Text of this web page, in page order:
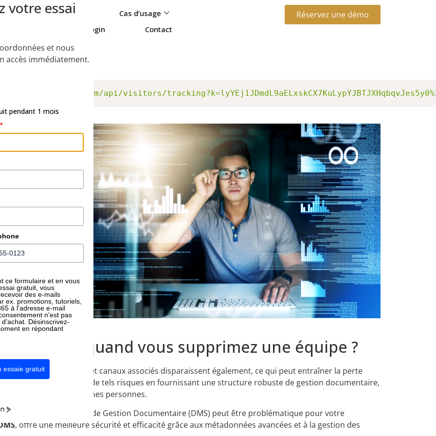
Cas d’usage
Login
Contact
Réservez une démo
app.lemlist.com/api/visitors/
:
le monde
avancé plutôt
se passe quand vous supprimez une équipe ?
tous les fichiers, chats et canaux associés disparaissent également, ce qui peut entraîner la perte
bien géré prévient de tels risques en fournissant une structure robuste de gestion documentaire,
et accessibles aux bonnes personnes.
comme Système de Gestion Documentaire (DMS) peut être problématique pour votre
, offre une meilleure sécurité et efficacité grâce aux métadonnées avancées et à la gestion des
votre essai
et nous
accès immédiatement.
pendant 1 mois
*
ce formulaire et en vous
gratuit, vous
des e-mails
ex. promotions, tutoriels,
à l'adresse e-mail
n'est pas
Désinscrivez-
en répondant
essaie gratuit